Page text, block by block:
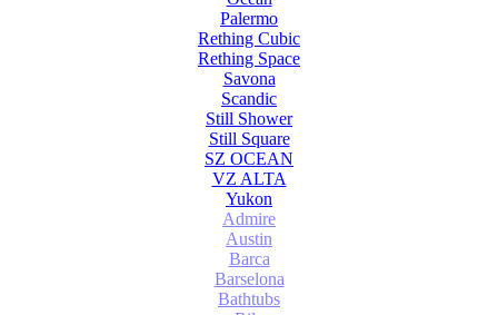
Palermo
Rething Cubic
Rething Space
Savona
Scandic
Still Shower
Still Square
SZ OCEAN
VZ ALTA
Yukon
Admire
Austin
Barca
Barselona
Bathtubs